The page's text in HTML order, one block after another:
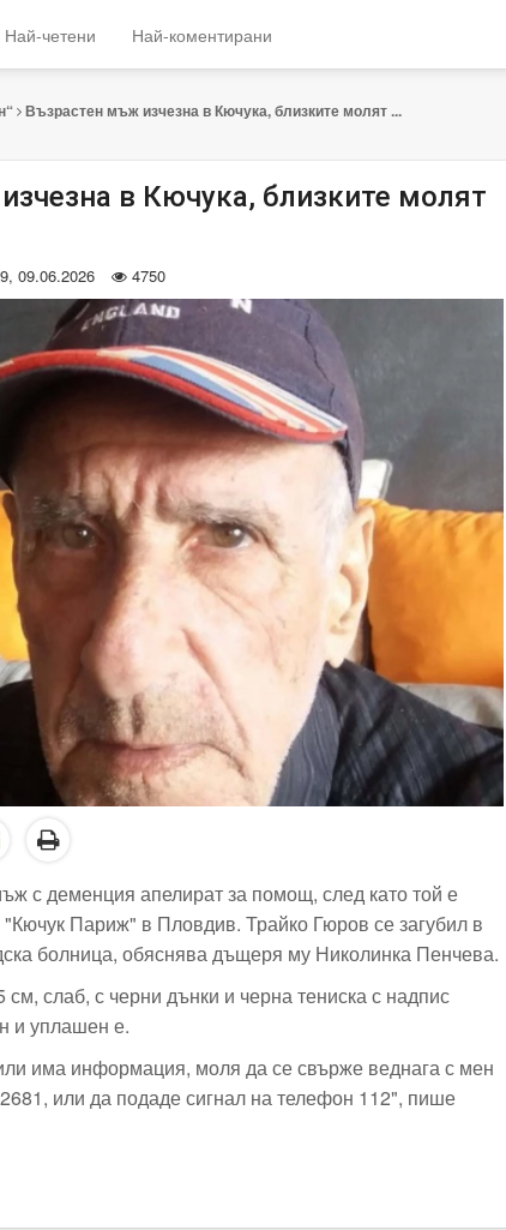
Най-четени Най-коментирани
Възрастен мъж изчезна в Кючука, близките молят ...
в Кючука, близките молят
09.06.2026 4750
с деменция апелират за помощ, след като той е
"Кючук Париж" в Пловдив. Трайко Гюров се загубил в
болница, обяснява дъщеря му Николинка Пенчева.
слаб, с черни дънки и черна тениска с надпис
и уплашен е.
има информация, моля да се свърже веднага с мен
или да подаде сигнал на телефон 112", пише